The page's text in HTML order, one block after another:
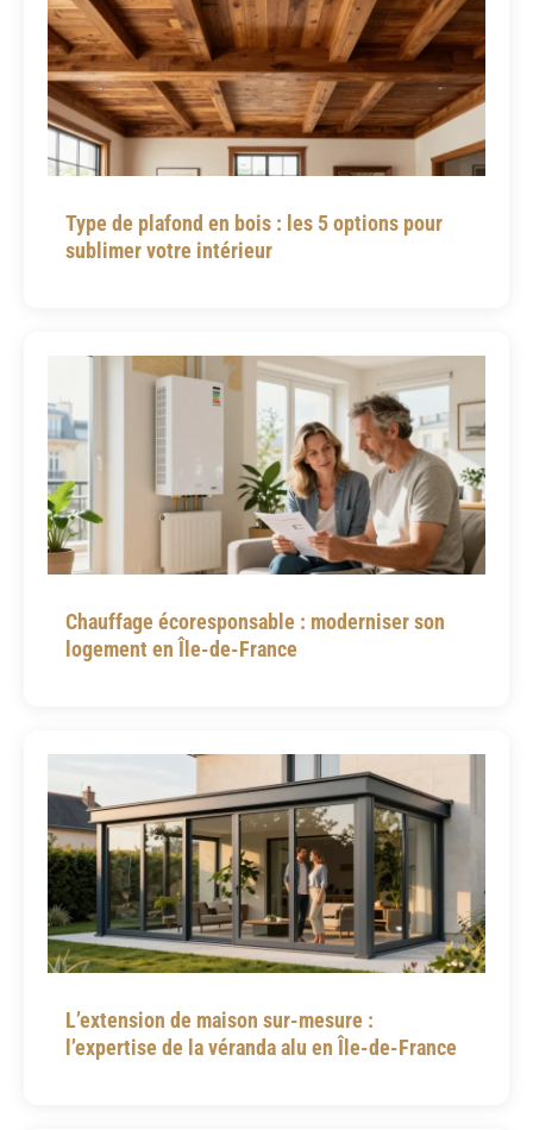
Type de plafond en bois : les 5 options pour
sublimer votre intérieur
Chauffage écoresponsable : moderniser son
logement en Île-de-France
L’extension de maison sur-mesure :
l’expertise de la véranda alu en Île-de-France